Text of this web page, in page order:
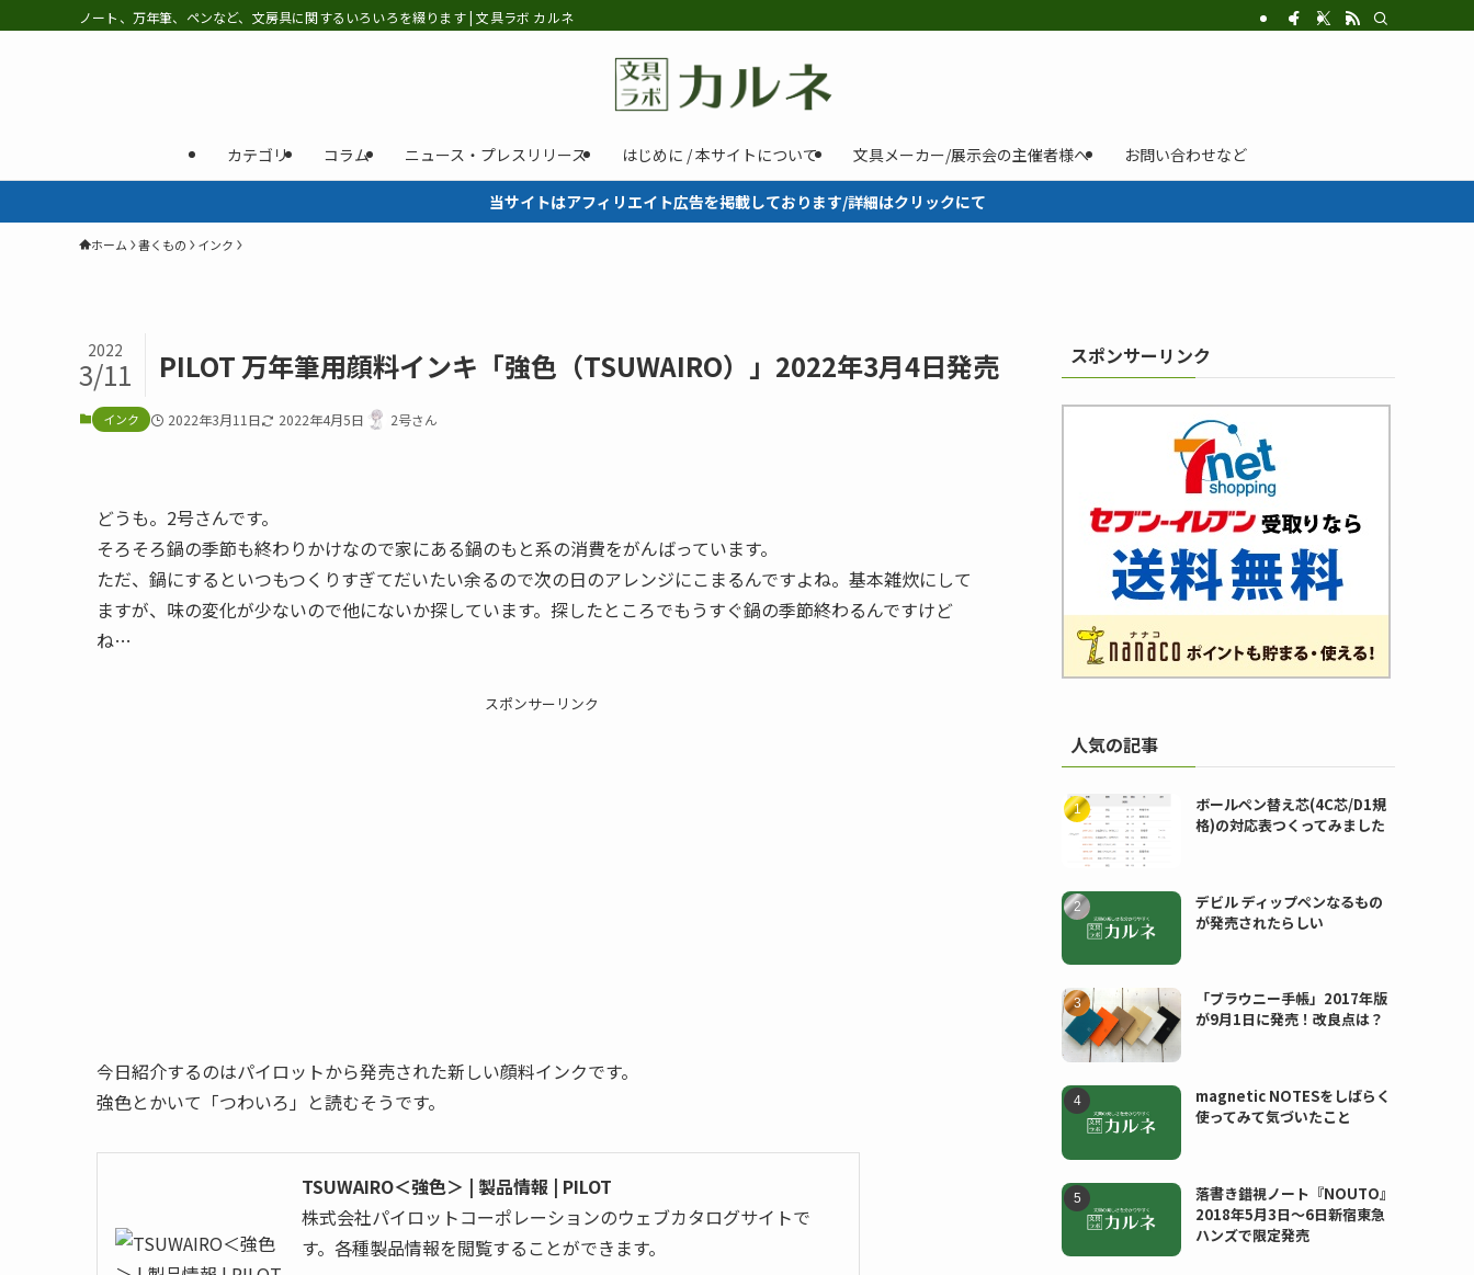
ノート、万年筆、ペンなど、文房具に関するいろいろを綴ります | 文具ラボ カルネ
カテゴリ コラム ニュース・プレスリリース はじめに / 本サイトについて 文具メーカー/展示会の主催者様へ お問い合わせなど
当サイトはアフィリエイト広告を掲載しております/詳細はクリックにて
ホーム 書くもの インク
PILOT 万年筆用顔料インキ「強色（TSUWAIRO）」2022年3月4日発売
2022
3/11
インク 2022年3月11日 2022年4月5日 2号さん
どうも。2号さんです。
そろそろ鍋の季節も終わりかけなので家にある鍋のもと系の消費をがんばっています。
ただ、鍋にするといつもつくりすぎてだいたい余るので次の日のアレンジにこまるんですよね。基本雑炊にして
ますが、味の変化が少ないので他にないか探しています。探したところでもうすぐ鍋の季節終わるんですけど
ね…
スポンサーリンク
今日紹介するのはパイロットから発売された新しい顔料インクです。
強色とかいて「つわいろ」と読むそうです。
TSUWAIRO＜強色＞ | 製品情報 | PILOT
株式会社パイロットコーポレーションのウェブカタログサイトで
す。各種製品情報を閲覧することができます。
スポンサーリンク
人気の記事
ボールペン替え芯(4C芯/D1規
格)の対応表つくってみました
デビル ディップペンなるもの
が発売されたらしい
「ブラウニー手帳」2017年版
が9月1日に発売！改良点は？
magnetic NOTESをしばらく
使ってみて気づいたこと
落書き錯視ノート『NOUTO』
2018年5月3日〜6日新宿東急
ハンズで限定発売